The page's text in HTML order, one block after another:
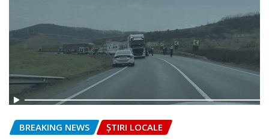
BREAKING NEWS ȘTIRI LOCALE